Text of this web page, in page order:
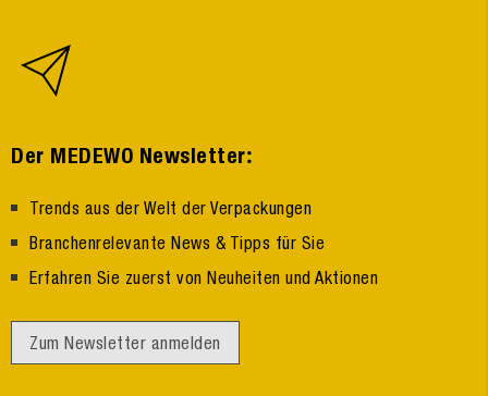
Der MEDEWO Newsletter:
Trends aus der Welt der Verpackungen
Branchenrelevante News & Tipps für Sie
Erfahren Sie zuerst von Neuheiten und Aktionen
Zum Newsletter anmelden